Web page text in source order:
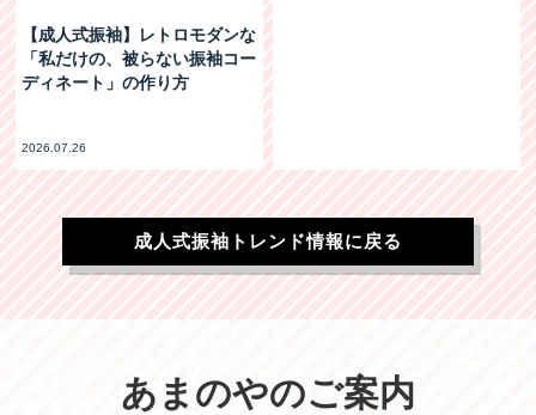
【成人式振袖】レトロモダンな
「私だけの、被らない振袖コー
ディネート」の作り方
2026.07.26
成人式振袖トレンド情報に戻る
あまのやのご案内